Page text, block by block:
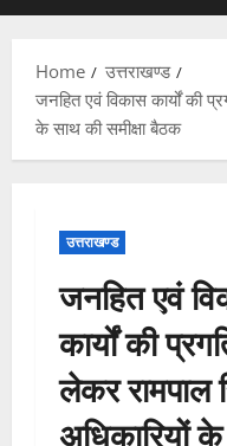
Home
उत्तराखण्ड
जनहित एवं विकास कार्यों की
के साथ की समीक्षा बैठक
उत्तराखण्ड
जनहित एवं
कार्यों की
लेकर रामपाल
अधिकारियों